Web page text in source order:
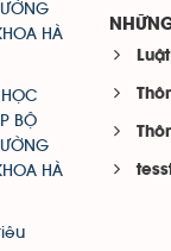
HÀ
BỘ
HÀ